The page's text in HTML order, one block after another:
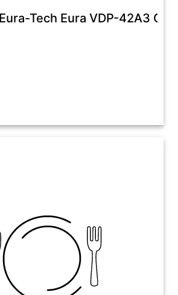
Tech Eura VDP-42A3